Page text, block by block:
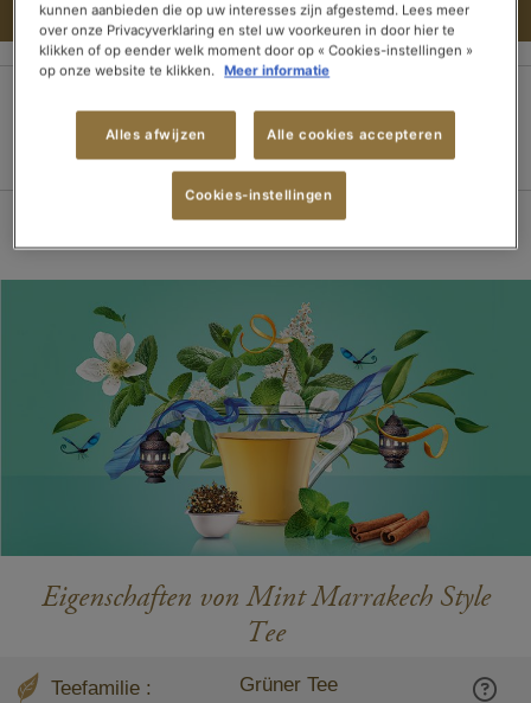
IN DEN WARENKORB
100% sichere
Lieferung innerhalb
Eigenschaften von Mint Marrakech Style
Tee
Teefamilie : Grüner Tee
kunnen aanbieden die op uw interesses zijn afgestemd. Lees meer
over onze Privacyverklaring en stel uw voorkeuren in door hier te
klikken of op eender welk moment door op « Cookies-instellingen »
op onze website te klikken. Meer informatie
Alles afwijzen Alle cookies accepteren
Cookies-instellingen